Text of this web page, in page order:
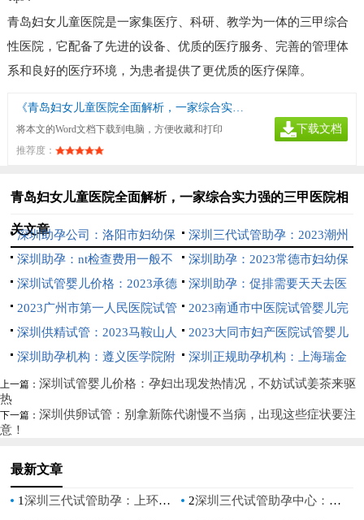
青岛妇女儿童医院是一家集医疗、科研、教学为一体的三甲综合
性医院，它配备了先进的设备、优质的医疗服务、完善的管理体
系和良好的医疗环境，为患者提供了更优质的医疗保障。
《青岛妇女儿童医院全面解析，一家综合实力强的三甲医院》
将本文的Word文档下载到电脑，方便收藏和打印
推荐度：
下载文档
青岛妇女儿童医院全面解析，一家综合实力强的三甲医院相
关文章
深圳助孕公司：洛阳市妇幼保
健院试管成功率一览，附河南省
试管医院推荐
深圳三代试管助孕：2023潮州
中心医院试管婴儿流程指南，助
孕成功率预估
深圳助孕：nt检查费用一般不
到三百，不同医院收费有差异
深圳助孕：2023常德市妇幼保
健院试管婴儿科普知识导航，助
孕成功率评估
深圳试管婴儿价格：2023承德
市附属医院试管婴儿攻略大全，
附助孕支出费用明细参考
深圳助孕：促排需要天天去医
院吗？促排注意事项千万别忽略
2023广州市第一人民医院试管
婴儿流程指南，助孕成功率预估
2023南通市中医院试管婴儿完
整攻略手册，附助孕成功率预估
深圳供精试管：2023马鞍山人
民医院试管婴儿实用操作指引，
三代助孕成功率参考
2023大同市妇产医院试管婴儿
攻略大全，费用及成功率参考
深圳助孕机构：遵义医学院附
属医院做供卵双胞胎多少钱，这
笔收费清单请查收!
深圳正规助孕机构：上海瑞金
医院做供卵试管排队时间公布，
这些条件也必须满足
上一篇： 深圳试管婴儿价格：孕妇出现发热情况，不妨试试姜茶来驱
热
下一篇： 深圳供卵试管：别拿新陈代谢慢不当病，出现这些症状要注
意！
最新文章
1深圳三代试管助孕：上环避孕和埋线避孕的区别？这些常见的避孕方式还是蛮省事的 2深圳三代试管助孕中心：国内是否可以冻卵,冻卵有什么好处